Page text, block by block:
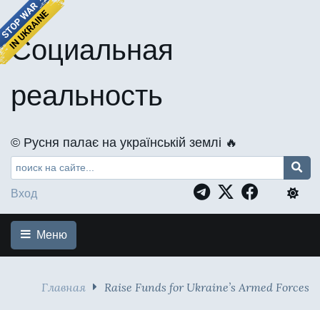
Социальная
реальность
©️ Русня палає на українській землі 🔥
Вход
Меню
Главная Raise Funds for Ukraine’s Armed Forces